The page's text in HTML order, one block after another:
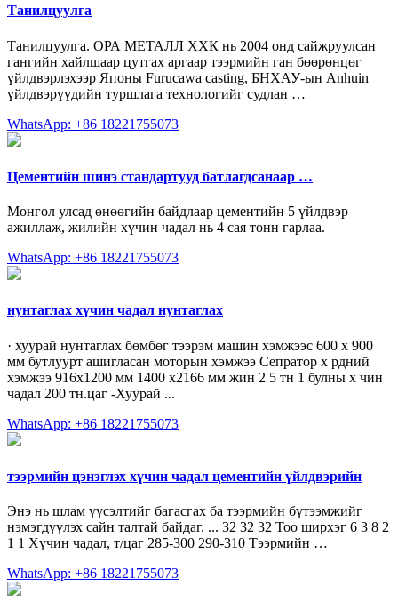
Танилцуулга
Танилцуулга. ОРА МЕТАЛЛ ХХК нь 2004 онд сайжруулсан
гангийн хайлшаар цутгах аргаар тээрмийн ган бөөрөнцөг
үйлдвэрлэхээр Японы Furucawa casting, БНХАУ-ын Anhuin
үйлдвэрүүдийн туршлага технологийг судлан …
WhatsApp: +86 18221755073
Цементийн шинэ стандартууд батлагдсанаар …
Монгол улсад өнөөгийн байдлаар цементийн 5 үйлдвэр
ажиллаж, жилийн хүчин чадал нь 4 сая тонн гарлаа.
WhatsApp: +86 18221755073
нунтаглах хүчин чадал нунтаглах
· хуурай нунтаглах бөмбөг тээрэм машин хэмжээс 600 х 900
мм бутлуурт ашигласан моторын хэмжээ Сепратор х рдний
хэмжээ 916х1200 мм 1400 х2166 мм жин 2 5 тн 1 булны х чин
чадал 200 тн.цаг -Хуурай ...
WhatsApp: +86 18221755073
тээрмийн цэнэглэх хүчин чадал цементийн үйлдвэрийн
Энэ нь шлам үүсэлтийг багасгах ба тээрмийн бүтээмжийг
нэмэгдүүлэх сайн талтай байдаг. ... 32 32 32 Тоо ширхэг 6 3 8 2
1 1 Хүчин чадал, т/цаг 285-300 290-310 Тээрмийн …
WhatsApp: +86 18221755073